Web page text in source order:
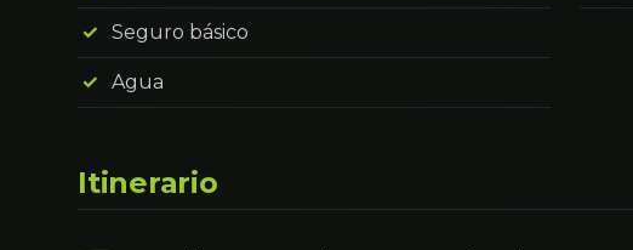
Seguro básico
Agua
Itinerario